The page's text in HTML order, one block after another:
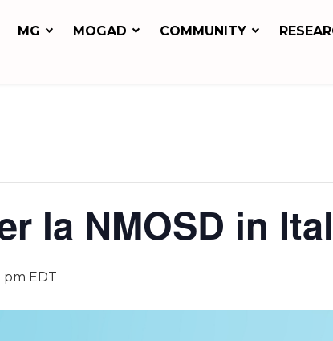
MG MOGAD COMMUNITY
la NMOSD in
pm EDT